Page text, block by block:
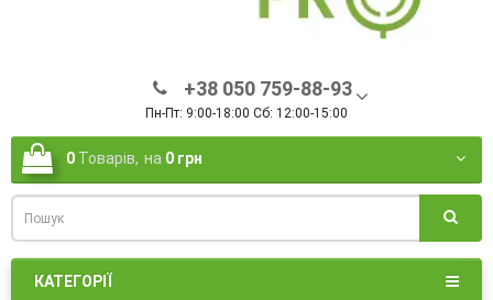
+38 050 759-88-93
Пн-Пт: 9:00-18:00 Сб: 12:00-15:00
0 Товарів, на 0 грн
КАТЕГОРІЇ